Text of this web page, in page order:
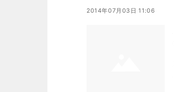
2014年07月03日 11:06